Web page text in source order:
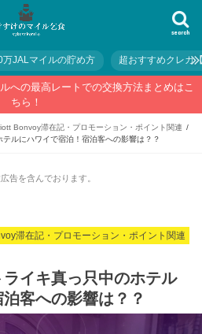
search
万JALマイルの貯め方 超おすすめクレカ
への最高レートでの交換方法まとめはこ
ちら！
Bonvoy滞在記・プロモーション・ポイント関連
テルにハワイで宿泊！宿泊客への影響は？？
告を含んでおります。
滞在記・プロモーション・ポイント関連
ライキ真っ只中のホテル
客への影響は？？